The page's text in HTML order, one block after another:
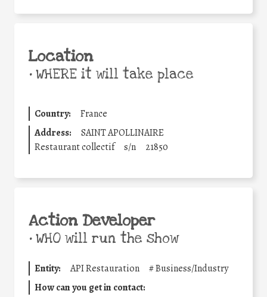
Location
•WHERE it will take place
Country:
France
Address:
SAINT APOLLINAIRE
Restaurant collectif
s/n 21850
Action Developer
•WHO will run the show
Entity: API Restauration #Business/Industry
How can you get in contact: